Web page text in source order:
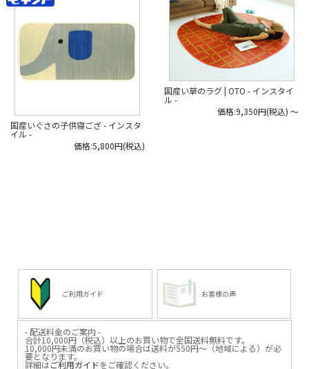
いただけます。
▶︎その他お買い物はプロフィールリ
ンクからどうぞ。
#日本いいもの屋 #丁寧な暮らし #通
販サイト #ECサイト #雑貨店 #オンラ
ラグ #畳ラグ #インスタイル
らし #職人 #伝統工芸 #贈り物 #い草
#マット #ござ #い草マット #い草ラ
グ #ラグ #インテリア #掛川織 #モダ
ンデザイン
国産いぐさの子供寝ござ - インスタ
イル -
価格:5,800円(税込)
国産い草のラグ | OTO - インスタイ
ル -
価格:9,350円(税込) ～
ご利用ガイド お客様の声
- 配送料金のご案内 -
合計10,000円（税込）以上のお買い物で全国送料無料です。
10,000円未満のお買い物の場合は送料が550円～（地域による）が必
要となります。
詳細はご利用ガイドをご確認ください。